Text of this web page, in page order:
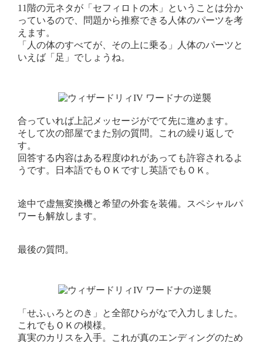
11階の元ネタが「セフィロトの木」ということは分か
っているので、問題から推察できる人体のパーツを考
えます。
「人の体のすべてが、その上に乗る」人体のパーツと
いえば「足」でしょうね。
合っていれば上記メッセージがでて先に進めます。
そして次の部屋でまた別の質問。これの繰り返しで
す。
回答する内容はある程度ゆれがあっても許容されるよ
うです。日本語でもＯＫですし英語でもＯＫ。
途中で虚無変換機と希望の外套を装備。スペシャルパ
ワーも解放します。
最後の質問。
「せふぃろとのき」と全部ひらがなで入力しました。
これでもＯＫの模様。
真実のカリスを入手。これが真のエンディングのため